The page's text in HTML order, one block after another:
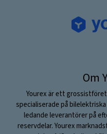
Om
Yourex är ett
specialiserade på
ledande leverantörer på
reservdelar. Yourex